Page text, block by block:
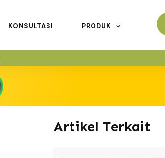
KONSULTASI PRODUK
Artikel Terkait